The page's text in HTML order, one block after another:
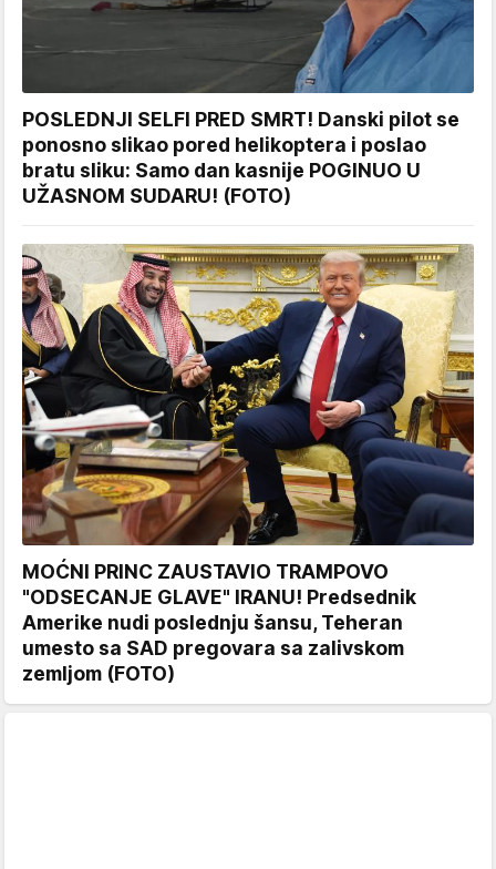
POSLEDNJI SELFI PRED SMRT! Danski pilot se
ponosno slikao pored helikoptera i poslao
bratu sliku: Samo dan kasnije POGINUO U
UŽASNOM SUDARU! (FOTO)
MOĆNI PRINC ZAUSTAVIO TRAMPOVO
"ODSECANJE GLAVE" IRANU! Predsednik
Amerike nudi poslednju šansu, Teheran
umesto sa SAD pregovara sa zalivskom
zemljom (FOTO)